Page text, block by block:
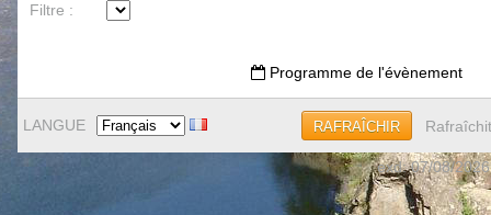
Filtre :
Programme de l'évènement
LANGUE RAFRAÎCHIR
exd: 07/08/